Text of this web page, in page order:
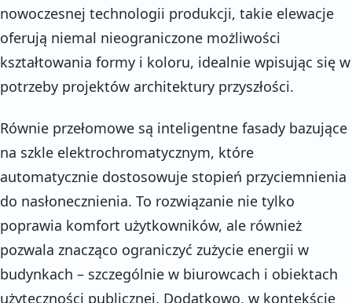
nowoczesnej technologii produkcji, takie elewacje
oferują niemal nieograniczone możliwości
kształtowania formy i koloru, idealnie wpisując się w
potrzeby projektów architektury przyszłości.
Równie przełomowe są inteligentne fasady bazujące
na szkle elektrochromatycznym, które
automatycznie dostosowuje stopień przyciemnienia
do nasłonecznienia. To rozwiązanie nie tylko
poprawia komfort użytkowników, ale również
pozwala znacząco ograniczyć zużycie energii w
budynkach – szczególnie w biurowcach i obiektach
użyteczności publicznej. Dodatkowo, w kontekście